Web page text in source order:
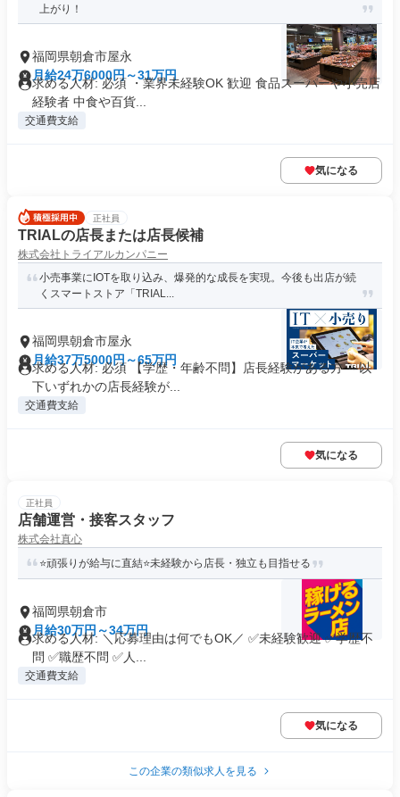
上がり！
福岡県朝倉市屋永
月給24万6000円～31万円
求める人材: 必須 ・業界未経験OK 歓迎 食品スーパーや小売店
経験者 中食や百貨...
交通費支給
気になる
正社員
TRIALの店長または店長候補
株式会社トライアルカンパニー
小売事業にIOTを取り込み、爆発的な成長を実現。今後も出店が続
くスマートストア「TRIAL...
福岡県朝倉市屋永
月給37万5000円～65万円
求める人材: 必須 【学歴・年齢不問】店長経験がある方 ～以
下いずれかの店長経験が...
交通費支給
気になる
正社員
店舗運営・接客スタッフ
株式会社真心
⭐頑張りが給与に直結⭐未経験から店長・独立も目指せる
福岡県朝倉市
月給30万円～34万円
求める人材: ＼応募理由は何でもOK／ ✅未経験歓迎 ✅学歴不
問 ✅職歴不問 ✅人...
交通費支給
気になる
この企業の類似求人を見る